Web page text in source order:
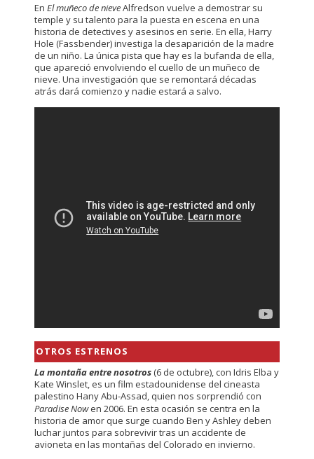
En El muñeco de nieveAlfredson vuelve a demostrar su
temple y su talento para la puesta en escena en una
historia de detectives y asesinos en serie. En ella, Harry
Hole (Fassbender) investiga la desaparición de la madre
de un niño. La única pista que hay es la bufanda de ella,
que apareció envolviendo el cuello de un muñeco de
nieve. Una investigación que se remontará décadas
atrás dará comienzo y nadie estará a salvo.
OTROS ESTRENOS
La montaña entre nosotros (6 de octubre), con Idris Elba y
Kate Winslet, es un film estadounidense del cineasta
palestino Hany Abu-Assad, quien nos sorprendió con
Paradise Nowen 2006. En esta ocasión se centra en la
historia de amor que surge cuando Ben y Ashley deben
luchar juntos para sobrevivir tras un accidente de
avioneta en las montañas del Colorado en invierno.